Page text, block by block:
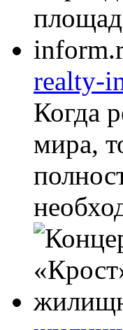
realty-
Когда
мира,